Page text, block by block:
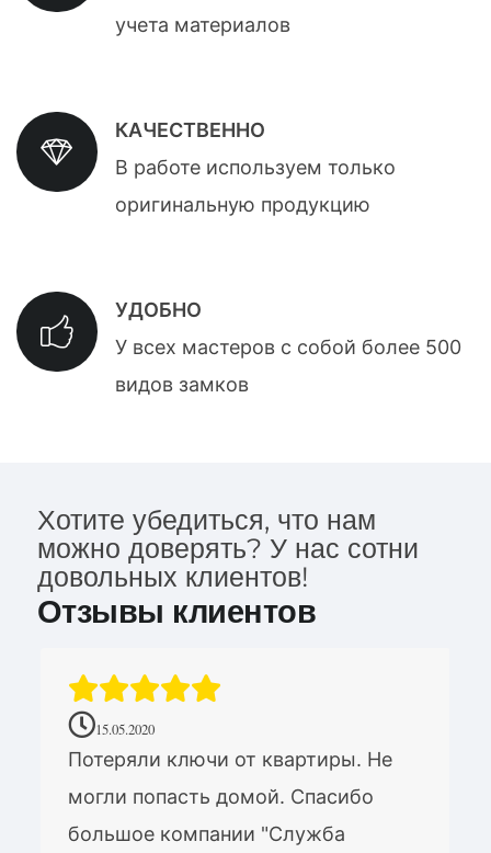
учета материалов
КАЧЕСТВЕННО
В работе используем только
оригинальную продукцию
УДОБНО
У всех мастеров с собой более 500
видов замков
Хотите убедиться, что нам
можно доверять? У нас сотни
довольных клиентов!
Отзывы клиентов
15.05.2020
Потеряли ключи от квартиры. Не
могли попасть домой. Спасибо
большое компании "Служба